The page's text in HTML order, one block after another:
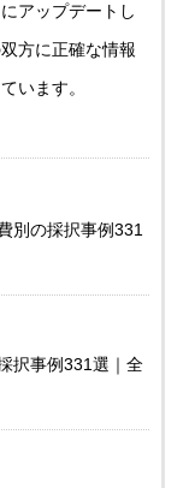
アップデートし
方に正確な情報
います。
別の採択事例331
択事例331選｜全